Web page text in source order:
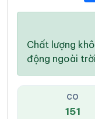
Chất lượng
động ngoài
CO
151